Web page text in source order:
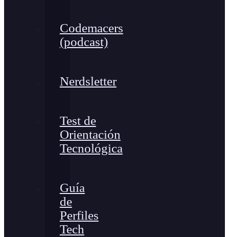
Codemacers
(podcast)
Nerdsletter
Test de
Orientación
Tecnológica
Guía
de
Perfiles
Tech